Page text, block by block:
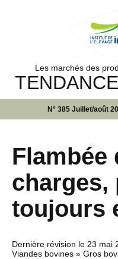
Les marchés des
N° 385 Juillet/août
Flambée
charges,
toujours
Dernière révision le 23 mai
Viandes bovines » Gros